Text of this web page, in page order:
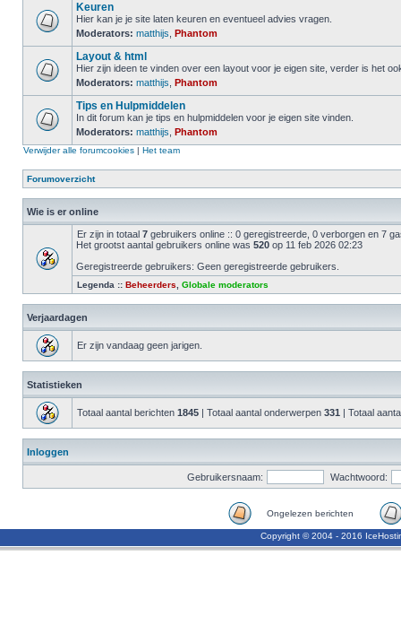
Keuren
Hier kan je je site laten keuren en eventueel advies vragen.
Moderators: matthijs Phantom
Layout & html
Hier zijn ideen te vinden over een layout voor je eigen site, verder is het
Moderators: matthijs Phantom
Tips en Hulpmiddelen
In dit forum kan je tips en hulpmiddelen voor je eigen site vinden.
Moderators: matthijs Phantom
Verwijder alle forumcookies | Het team
Forumoverzicht
Wie is er online
Er zijn in totaal 7 gebruikers online :: 0 geregistreerde, 0 verborgen en 7
Het grootst aantal gebruikers online was 520 op 11 feb 2026 02:23
Geregistreerde gebruikers: Geen geregistreerde gebruikers.
Legenda :: Beheerders Globale moderators
Verjaardagen
Er zijn vandaag geen jarigen.
Statistieken
Totaal aantal berichten 1845 | Totaal aantal onderwerpen 331 | Totaal
Inloggen
Gebruikersnaam: Wachtwoord:
Ongelezen berichten
Copyright © 2004 - 2016